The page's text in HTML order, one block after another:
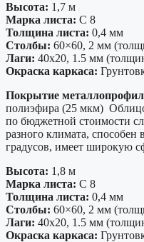
Высота: 1,7 м
Марка листа: С 8
Толщина листа: 0,4 мм
Столбы: 60×60, 2 мм
Лаги: 40х20, 1.5 мм
Окраска каркаса:
Покрытие
полиэфира (25 мкм)
по бюджетной стоимости
разного климата, способен
градусов, имеет широкую
Высота: 1,8 м
Марка листа: С 8
Толщина листа: 0,4 мм
Столбы: 60×60, 2 мм
Лаги: 40х20, 1.5 мм
Окраска каркаса: